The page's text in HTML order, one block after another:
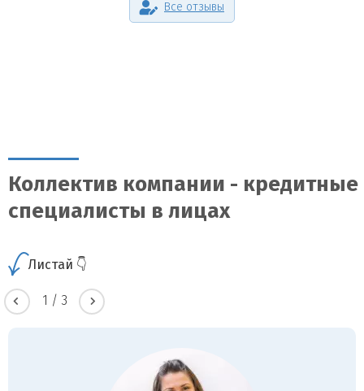
Все отзывы
Коллектив компании - кредитные
специалисты в лицах
Листай 👇
1 / 3